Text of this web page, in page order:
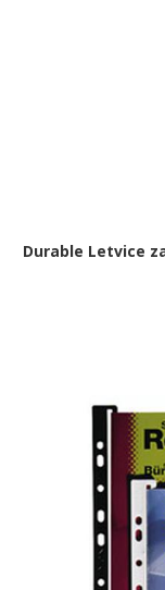
Durable Letvice